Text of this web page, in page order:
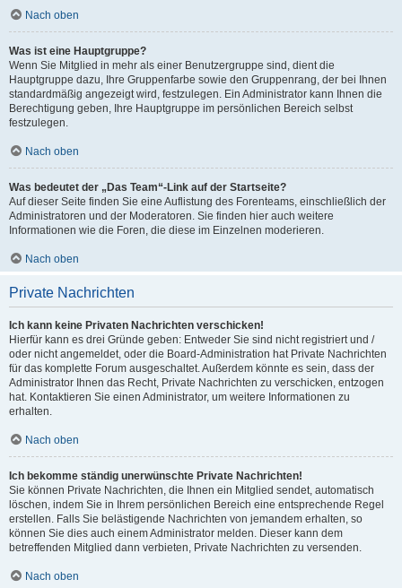
Nach oben
Was ist eine Hauptgruppe?
Wenn Sie Mitglied in mehr als einer Benutzergruppe sind, dient die
Hauptgruppe dazu, Ihre Gruppenfarbe sowie den Gruppenrang, der bei Ihnen
standardmäßig angezeigt wird, festzulegen. Ein Administrator kann Ihnen die
Berechtigung geben, Ihre Hauptgruppe im persönlichen Bereich selbst
festzulegen.
Nach oben
Was bedeutet der „Das Team“-Link auf der Startseite?
Auf dieser Seite finden Sie eine Auflistung des Forenteams, einschließlich der
Administratoren und der Moderatoren. Sie finden hier auch weitere
Informationen wie die Foren, die diese im Einzelnen moderieren.
Nach oben
Private Nachrichten
Ich kann keine Privaten Nachrichten verschicken!
Hierfür kann es drei Gründe geben: Entweder Sie sind nicht registriert und /
oder nicht angemeldet, oder die Board-Administration hat Private Nachrichten
für das komplette Forum ausgeschaltet. Außerdem könnte es sein, dass der
Administrator Ihnen das Recht, Private Nachrichten zu verschicken, entzogen
hat. Kontaktieren Sie einen Administrator, um weitere Informationen zu
erhalten.
Nach oben
Ich bekomme ständig unerwünschte Private Nachrichten!
Sie können Private Nachrichten, die Ihnen ein Mitglied sendet, automatisch
löschen, indem Sie in Ihrem persönlichen Bereich eine entsprechende Regel
erstellen. Falls Sie belästigende Nachrichten von jemandem erhalten, so
können Sie dies auch einem Administrator melden. Dieser kann dem
betreffenden Mitglied dann verbieten, Private Nachrichten zu versenden.
Nach oben